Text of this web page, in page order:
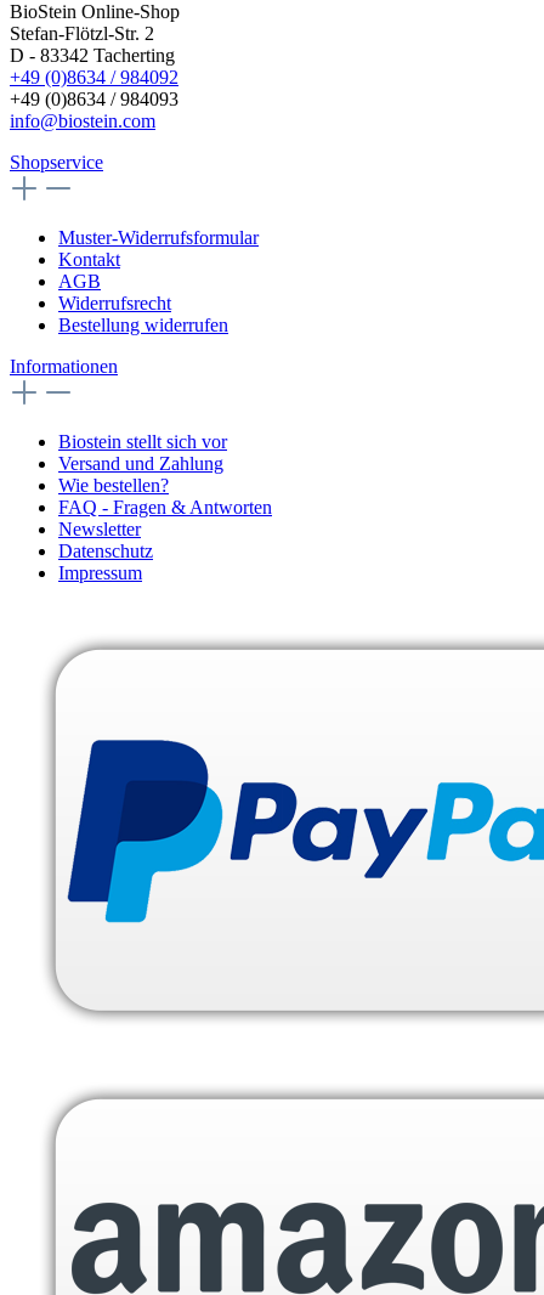
BioStein Online-Shop
Stefan-Flötzl-Str. 2
D - 83342 Tacherting
+49 (0)8634 / 984092
+49 (0)8634 / 984093
info@biostein.com
Shopservice
Muster-Widerrufsformular
Kontakt
AGB
Widerrufsrecht
Bestellung widerrufen
Informationen
Biostein stellt sich vor
Versand und Zahlung
Wie bestellen?
FAQ - Fragen & Antworten
Newsletter
Datenschutz
Impressum